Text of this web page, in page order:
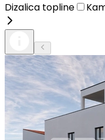
Dizalica topline